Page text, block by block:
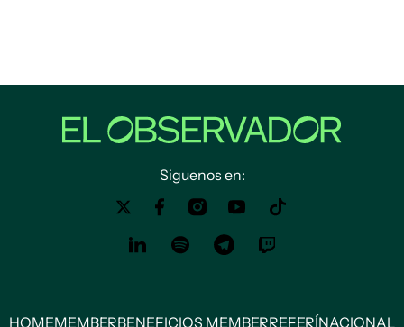
Siguenos en:
HOMEMEMBERBENEFICIOS MEMBERREFERÍNACIONAL